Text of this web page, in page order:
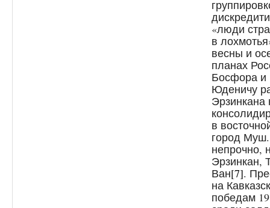
«люди
в
весны и
планах
Босфора и
Юденичу
Эрзинкана
в
город Муш.
непрочно,
Эрзинкан,
Ван[7].
на
победам